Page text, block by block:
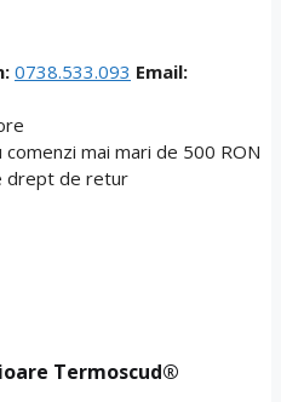
0738.533.093 Email:
mai mari de 500 RON
drept de retur
Termoscud®